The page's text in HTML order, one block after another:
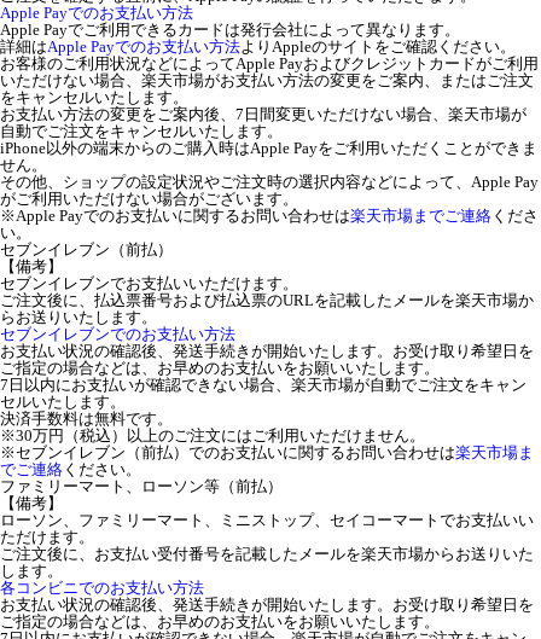
Apple Payでのお支払い方法
Apple Payでご利用できるカードは発行会社によって異なります。
詳細はApple Payでのお支払い方法よりAppleのサイトをご確認ください。
お客様のご利用状況などによってApple Payおよびクレジットカードがご利用
いただけない場合、楽天市場がお支払い方法の変更をご案内、またはご注文
をキャンセルいたします。
お支払い方法の変更をご案内後、7日間変更いただけない場合、楽天市場が
自動でご注文をキャンセルいたします。
iPhone以外の端末からのご購入時はApple Payをご利用いただくことができま
せん。
その他、ショップの設定状況やご注文時の選択内容などによって、Apple Pay
がご利用いただけない場合がございます。
※Apple Payでのお支払いに関するお問い合わせは楽天市場までご連絡 くださ
い。
セブンイレブン（前払）
【備考】
セブンイレブンでお支払いいただけます。
ご注文後に、払込票番号および払込票のURLを記載したメールを楽天市場か
らお送りいたします。
セブンイレブンでのお支払い方法
お支払い状況の確認後、発送手続きが開始いたします。お受け取り希望日を
ご指定の場合などは、お早めのお支払いをお願いいたします。
7日以内にお支払いが確認できない場合、楽天市場が自動でご注文をキャン
セルいたします。
決済手数料は無料です。
※30万円（税込）以上のご注文にはご利用いただけません。
※セブンイレブン（前払）でのお支払いに関するお問い合わせは楽天市場ま
でご連絡 ください。
ファミリーマート、ローソン等（前払）
【備考】
ローソン、ファミリーマート、ミニストップ、セイコーマートでお支払いい
ただけます。
ご注文後に、お支払い受付番号を記載したメールを楽天市場からお送りいた
します。
各コンビニでのお支払い方法
お支払い状況の確認後、発送手続きが開始いたします。お受け取り希望日を
ご指定の場合などは、お早めのお支払いをお願いいたします。